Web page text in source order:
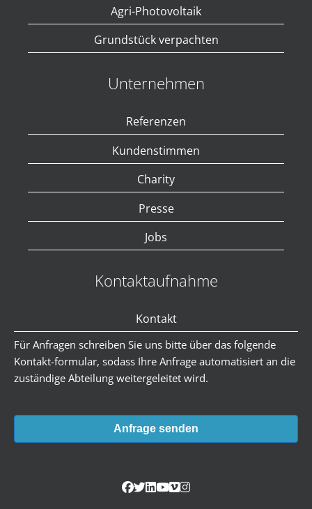
Agri-Photovoltaik
Grundstück verpachten
Unternehmen
Referenzen
Kundenstimmen
Charity
Presse
Jobs
Kontaktaufnahme
Kontakt
Für Anfragen schreiben Sie uns bitte über das folgende
Kontakt-formular, sodass Ihre Anfrage automatisiert an die
zuständige Abteilung weitergeleitet wird.
Anfrage senden